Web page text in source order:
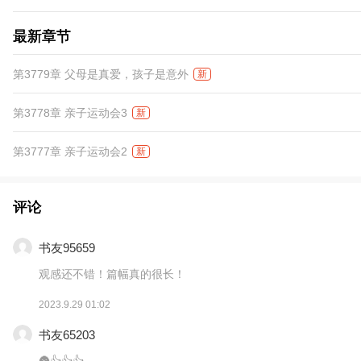
最新章节
第3779章 父母是真爱，孩子是意外 新
第3778章 亲子运动会3 新
第3777章 亲子运动会2 新
评论
书友95659
观感还不错！篇幅真的很长！
2023.9.29 01:02
书友65203